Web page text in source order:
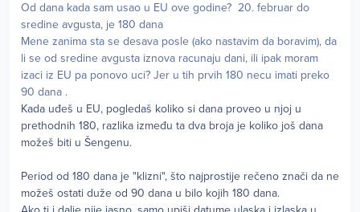
Od dana kada sam usao u EU ove godine? 20. februar do
sredine avgusta, je 180 dana
Mene zanima sta se desava posle (ako nastavim da boravim), da
li se od sredine avgusta iznova racunaju dani, ili ipak moram
izaci iz EU pa ponovo uci? Jer u tih prvih 180 necu imati preko
90 dana .
Kada uđeš u EU, pogledaš koliko si dana proveo u njoj u
prethodnih 180, razlika između ta dva broja je koliko još dana
možeš biti u Šengenu.
Period od 180 dana je "klizni", što najprostije rečeno znači da ne
možeš ostati duže od 90 dana u bilo kojih 180 dana.